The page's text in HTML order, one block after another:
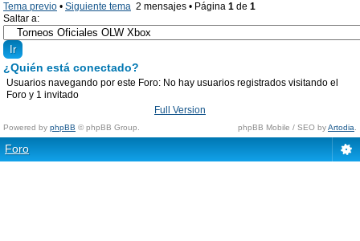
Tema previo • Siguiente tema 2 mensajes • Página 1 de 1
Saltar a:
¿Quién está conectado?
Usuarios navegando por este Foro: No hay usuarios registrados visitando el
Foro y 1 invitado
Full Version
Powered by phpBB © phpBB Group. phpBB Mobile / SEO byArtodia.
Foro